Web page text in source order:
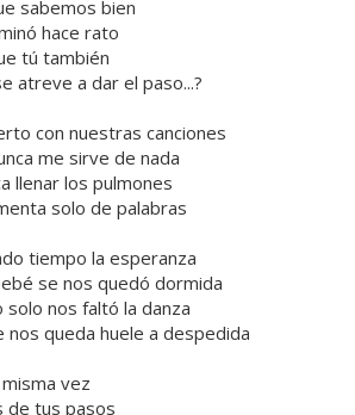
sabemos bien
hace rato
tú también
atreve a dar el paso...?
con nuestras canciones
me sirve de nada
llenar los pulmones
solo de palabras
tiempo la esperanza
se nos quedó dormida
solo nos faltó la danza
nos queda huele a despedida
vez
de tus pasos